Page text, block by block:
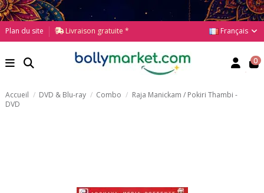
Plan du site Livraison gratuite * Français
0
Accueil DVD & Blu-ray Combo
Raja Manickam / Pokiri Thambi -
DVD